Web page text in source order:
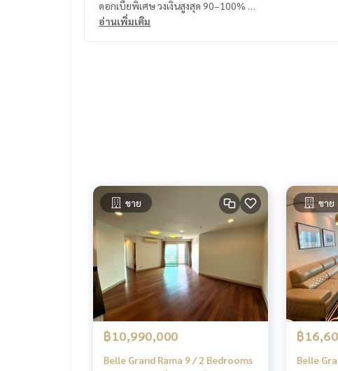
ดอกเบี้ยพิเศษ วงเงินสูงสุด 90–100%
📲 Follow us:
www.homerealestateservices.co.th
“HOME – Real Estate Services”
Facebook | IG | TikTok | YouTube
#HOMEREALESTATESERVICES
#นายหน้าที่จริงใจ #รับฝากขายอสังหา
อ่านเพิ่มเติม
ขาย
฿10,990,000
Belle Grand Rama 9 / 2 Bedrooms
ขาย
฿
Belle